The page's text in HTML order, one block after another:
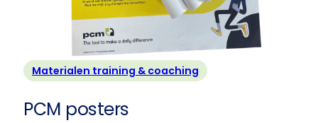
Materialen training & coaching
PCM posters